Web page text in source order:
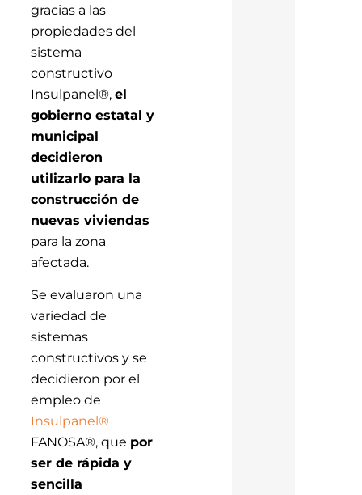
gracias a las
propiedades del
sistema
constructivo
Insulpanel®, el
gobierno estatal y
municipal
decidieron
utilizarlo para la
construcción de
nuevas viviendas
para la zona
afectada.
Se evaluaron una
variedad de
sistemas
constructivos y se
decidieron por el
empleo de
Insulpanel®
FANOSA®, que por
ser de rápida y
sencilla